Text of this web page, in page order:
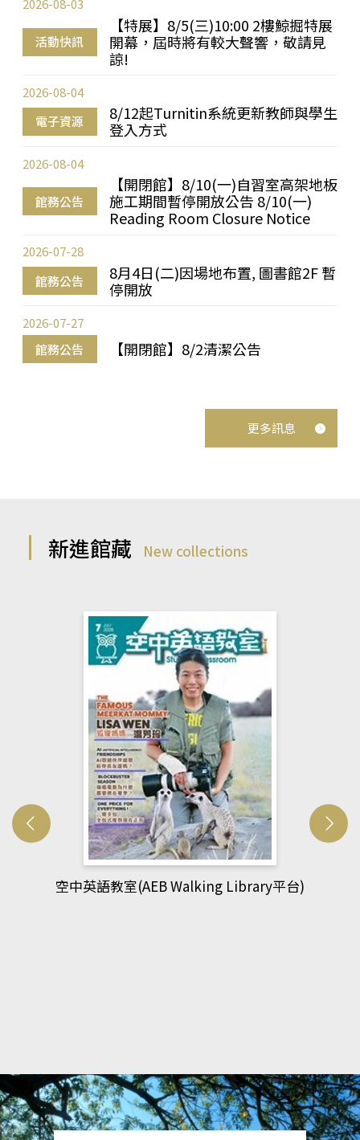
活動快訊
【特展】8/5(三)10:00 2樓鯨掘特展
開幕，屆時將有較大聲響，敬請見
諒!
2026-08-03
電子資源
8/12起Turnitin系統更新教師與學生
登入方式
2026-08-04
館務公告
【開閉館】8/10(一)自習室高架地板
施工期間暫停開放公告 8/10(一)
Reading Room Closure Notice
2026-08-04
館務公告
8月4日(二)因場地布置, 圖書館2F 暫
停開放
2026-07-28
館務公告 【開閉館】8/2清潔公告
2026-07-27
更多訊息
新進館藏 New collections
網管人(kono平台)